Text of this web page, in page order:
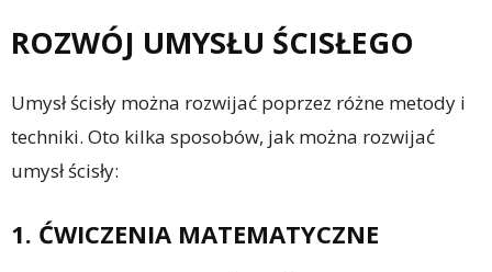
ROZWÓJ UMYSŁU ŚCISŁEGO
Umysł ścisły można rozwijać poprzez różne metody i
techniki. Oto kilka sposobów, jak można rozwijać
umysł ścisły:
1. ĆWICZENIA MATEMATYCZNE